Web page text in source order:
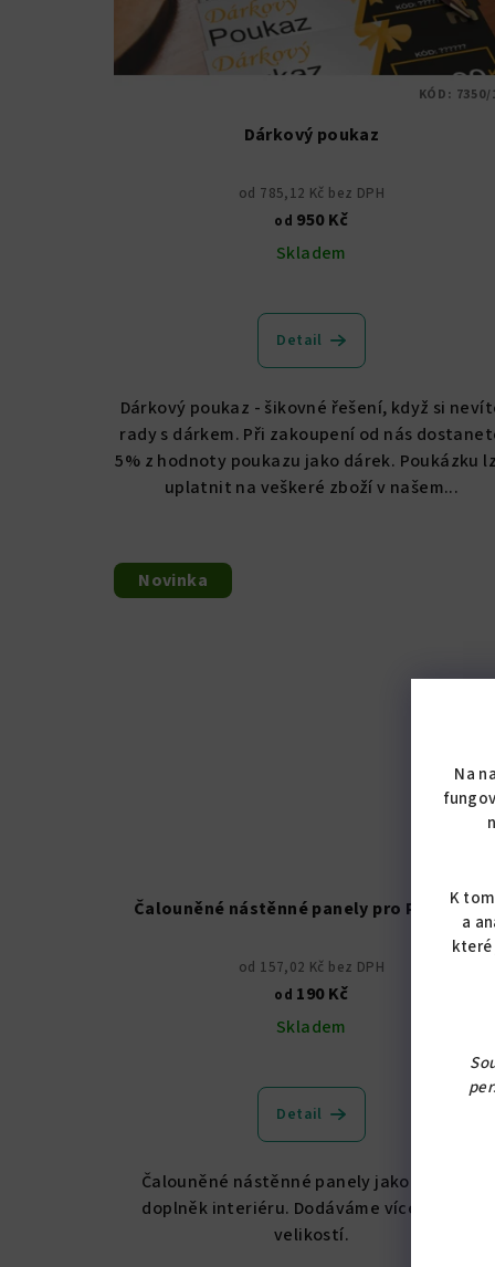
Na
K
a
k
t
r
o
Dárkový poukaz
od 785,12 Kč bez DPH
od 950 Kč
Skladem
Detail
Dárkový poukaz - šikovné řešení, když si
rady s dárkem. Při zakoupení od nás
5% z hodnoty poukazu jako dárek. Poukázku
uplatnit na veškeré zboží v našem...
KÓD: 7350/
Novinka
Čalouněné nástěnné panely pro PŘEDSÍNĚ
od 157,02 Kč bez DPH
od 190 Kč
Skladem
Detail
Čalouněné nástěnné panely jako moderní
doplněk interiéru. Dodáváme více tvarů a
velikostí.